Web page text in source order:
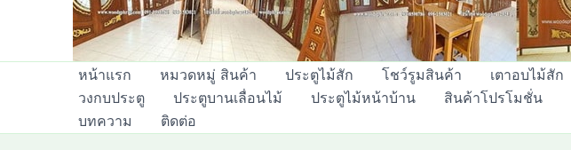
หน้าแรก หมวดหมู่ สินค้า ประตูไม้สัก โชว์รูมสินค้า เตาอบไม้สัก
วงกบประตู
ประตูบานเลื่อนไม้ ประตูไม้หน้าบ้าน สินค้าโปรโมชั่น
บทความ
ติดต่อ